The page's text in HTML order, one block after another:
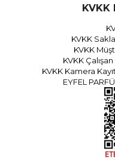
KVKK
KVKK
KVKK
KVKK
KVKK Kamera
EYFEL